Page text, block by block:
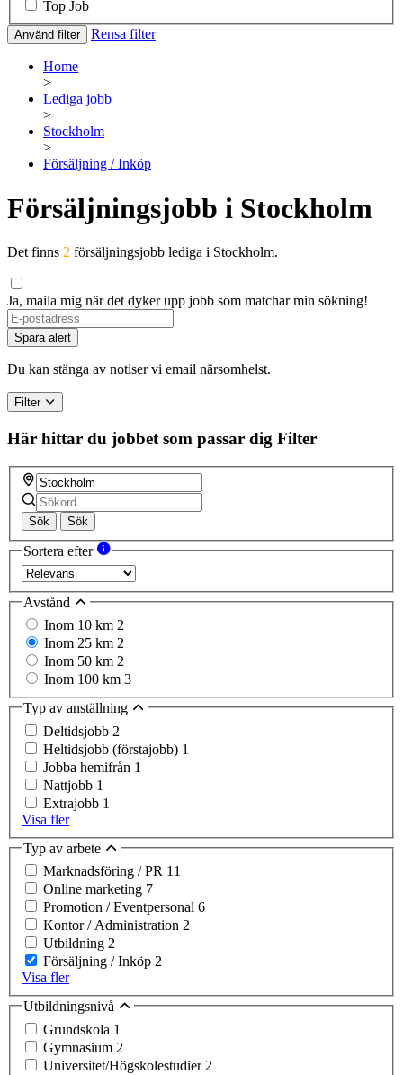
Top Job
Använd filter Rensa filter
Home
>
Lediga jobb
>
Stockholm
>
Försäljning / Inköp
Försäljningsjobb i Stockholm
Det finns 2 försäljningsjobb lediga i Stockholm.
Ja, maila mig när det dyker upp jobb som matchar min sökning!
Spara alert
Du kan stänga av notiser vi email närsomhelst.
Filter
Här hittar du jobbet som passar dig Filter
Sök Sök
Sortera efter
Avstånd
Inom 10 km 2
Inom 25 km 2
Inom 50 km 2
Inom 100 km 3
Typ av anställning
Deltidsjobb 2
Heltidsjobb (förstajobb) 1
Jobba hemifrån 1
Nattjobb 1
Extrajobb 1
Visa fler
Typ av arbete
Marknadsföring / PR 11
Online marketing 7
Promotion / Eventpersonal 6
Kontor / Administration 2
Utbildning 2
Försäljning / Inköp 2
Visa fler
Utbildningsnivå
Grundskola 1
Gymnasium 2
Universitet/Högskolestudier 2